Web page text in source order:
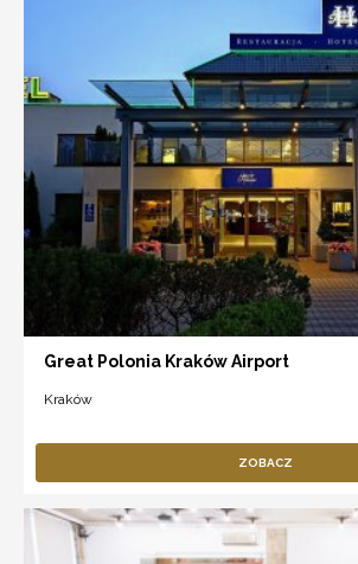
Great Polonia Kraków Airport
Kraków
ZOBACZ